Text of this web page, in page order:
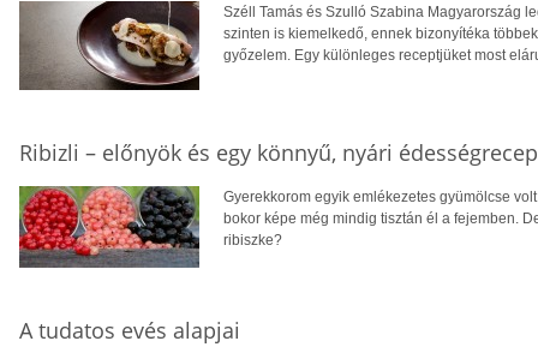
Széll Tamás és Szulló Szabina Magyarország
szinten is kiemelkedő, ennek bizonyítéka
győzelem. Egy különleges receptjüket most
Ribizli – előnyök és egy könnyű, nyári
Gyerekkorom egyik emlékezetes gyümölcse
bokor képe még mindig tisztán él a fejemben.
ribiszke?
A tudatos evés alapjai